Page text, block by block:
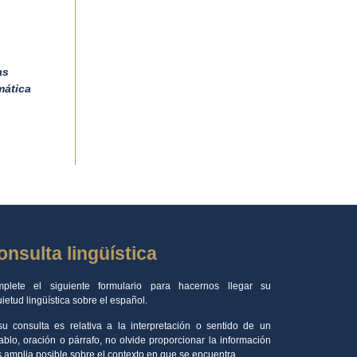
lingüística
el siguiente formulario para hacernos llegar su
lingüística sobre el español.
consulta es relativa a la interpretación o sentido de un
oración o párrafo, no olvide proporcionar la información